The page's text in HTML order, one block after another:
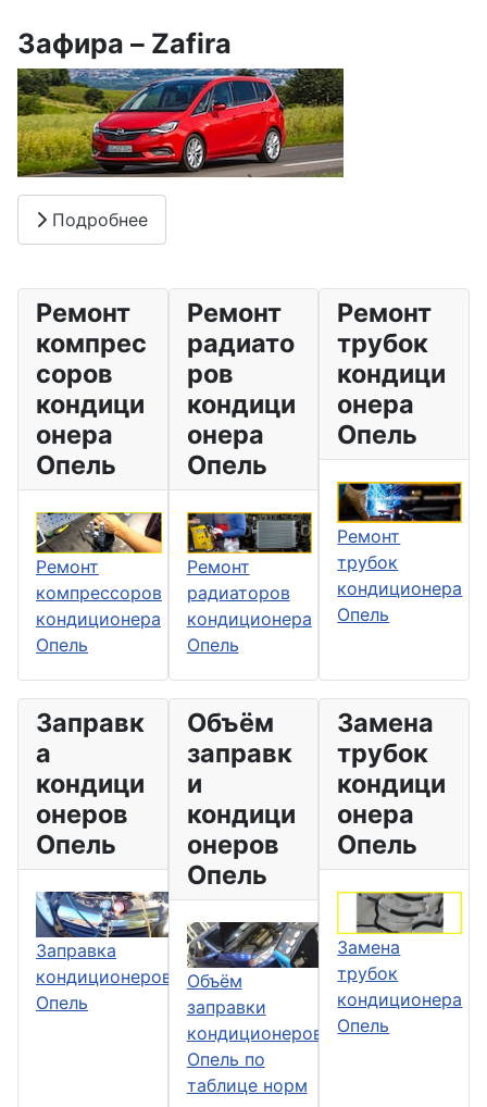
Зафира – Zafira
Подробнее
Ремонт
компрес
соров
кондици
онера
Опель
Ремонт
компрессоров
кондиционера
Опель
Ремонт
радиато
ров
кондици
онера
Опель
Ремонт
радиаторов
кондиционера
Опель
Ремонт
трубок
кондици
онера
Опель
Ремонт
трубок
кондиционера
Опель
Заправк
а
кондици
онеров
Опель
Заправка
кондиционеров
Опель
Объём
заправк
и
кондици
онеров
Опель
Объём
заправки
кондиционеров
Опель по
таблице норм
Замена
трубок
кондици
онера
Опель
Замена
трубок
кондиционера
Опель